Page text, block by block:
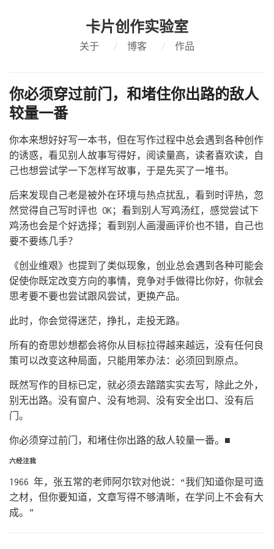
卡片创作实验室
关于 / 博客 / 作品
你必须穿过前门，和堵住你出路的敌人
较量一番
你本来想好好写一本书，但在写作过程中总会遇到各种创作
的诱惑，看见别人故事写得好，阅读量高，读者喜欢读，自
己也想尝试学一下怎样写故事，于是先买了一堆书。
后来发现自己老是被外在环境与热点扰乱，看到时评热，忽
然觉得自己写时评也 OK；看到别人写鸡汤红，感觉尝试下
鸡汤也会是个好选择；看到别人画漫画评价也不错，自己也
要不要练几手？
《创业维艰》也提到了类似现象，创业总会遇到各种可能会
促使你既定改变方向的事情，竞争对手做得比你好，你就会
思考要不要也尝试跟风尝试，更换产品。
此时，你会觉得迷茫，挣扎，走投无路。
所有的奇思妙想都会将你从目标拉得越来越远，没有任何良
策可以改变这种局面，只能用笨办法：必须回到原点。
既然写作的目标已定，就必须去踏踏实实去写，除此之外，
别无出路。没有窗户、没有地洞、没有安全出口、没有后
门。
你必须穿过前门，和堵住你出路的敌人较量一番。■
六经注我
1966 年，张五常的老师阿尔钦对他说：“我们知道你是可造
之材，但你要知道，文章写得不够清晰，在学问上不会有大
成。”